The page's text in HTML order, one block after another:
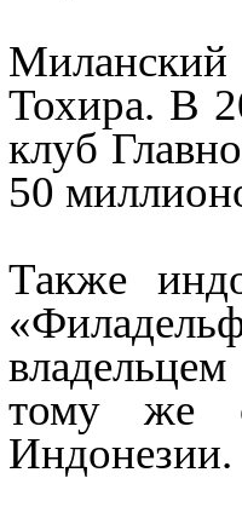
Миланский
Тохира. В
клуб
50
Также
тому же
Индонезии.